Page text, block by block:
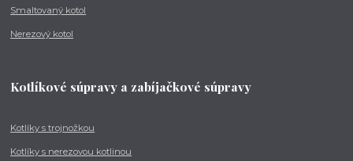
Smaltovaný kotol
Nerezový kotol
Kotlíkové súpravy a zabíjačkové súpravy
Kotlíky s trojnožkou
Kotlíky s nerezovou kotlinou